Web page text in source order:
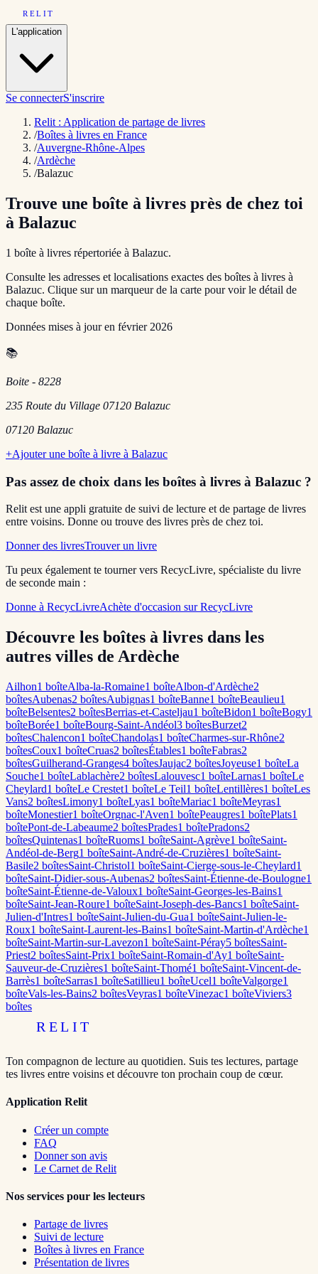
RELIT
L'application
Se connecterS'inscrire
Relit : Application de partage de livres
/Boîtes à livres en France
/Auvergne-Rhône-Alpes
/Ardèche
/Balazuc
Trouve une boîte à livres près de chez toi
à Balazuc
1 boîte à livres répertoriée à Balazuc.
Consulte les adresses et localisations exactes des boîtes à livres à
Balazuc. Clique sur un marqueur de la carte pour voir le détail de
chaque boîte.
Données mises à jour en février 2026
📚
Boite - 8228
235 Route du Village 07120 Balazuc
07120 Balazuc
+Ajouter une boîte à livre à Balazuc
Pas assez de choix dans les boîtes à livres à Balazuc ?
Relit est une appli gratuite de suivi de lecture et de partage de livres
entre voisins. Donne ou trouve des livres près de chez toi.
Donner des livresTrouver un livre
Tu peux également te tourner vers RecycLivre, spécialiste du livre
de seconde main :
Donne à RecycLivreAchète d'occasion sur RecycLivre
Découvre les boîtes à livres dans les
autres villes de Ardèche
Ailhon1 boîteAlba-la-Romaine1 boîteAlbon-d'Ardèche2
boîtesAubenas2 boîtesAubignas1 boîteBanne1 boîteBeaulieu1
boîteBelsentes2 boîtesBerrias-et-Casteljau1 boîteBidon1 boîteBogy1
boîteBorée1 boîteBourg-Saint-Andéol3 boîtesBurzet2
boîtesChalencon1 boîteChandolas1 boîteCharmes-sur-Rhône2
boîtesCoux1 boîteCruas2 boîtesÉtables1 boîteFabras2
boîtesGuilherand-Granges4 boîtesJaujac2 boîtesJoyeuse1 boîteLa
Souche1 boîteLablachère2 boîtesLalouvesc1 boîteLarnas1 boîteLe
Cheylard1 boîteLe Crestet1 boîteLe Teil1 boîteLentillères1 boîteLes
Vans2 boîtesLimony1 boîteLyas1 boîteMariac1 boîteMeyras1
boîteMonestier1 boîteOrgnac-l'Aven1 boîtePeaugres1 boîtePlats1
boîtePont-de-Labeaume2 boîtesPrades1 boîtePradons2
boîtesQuintenas1 boîteRuoms1 boîteSaint-Agrève1 boîteSaint-
Andéol-de-Berg1 boîteSaint-André-de-Cruzières1 boîteSaint-
Basile2 boîtesSaint-Christol1 boîteSaint-Cierge-sous-le-Cheylard1
boîteSaint-Didier-sous-Aubenas2 boîtesSaint-Étienne-de-Boulogne1
boîteSaint-Étienne-de-Valoux1 boîteSaint-Georges-les-Bains1
boîteSaint-Jean-Roure1 boîteSaint-Joseph-des-Bancs1 boîteSaint-
Julien-d'Intres1 boîteSaint-Julien-du-Gua1 boîteSaint-Julien-le-
Roux1 boîteSaint-Laurent-les-Bains1 boîteSaint-Martin-d'Ardèche1
boîteSaint-Martin-sur-Lavezon1 boîteSaint-Péray5 boîtesSaint-
Priest2 boîtesSaint-Prix1 boîteSaint-Romain-d'Ay1 boîteSaint-
Sauveur-de-Cruzières1 boîteSaint-Thomé1 boîteSaint-Vincent-de-
Barrès1 boîteSarras1 boîteSatillieu1 boîteUcel1 boîteValgorge1
boîteVals-les-Bains2 boîtesVeyras1 boîteVinezac1 boîteViviers3
boîtes
RELIT
Ton compagnon de lecture au quotidien. Suis tes lectures, partage
tes livres entre voisins et découvre ton prochain coup de cœur.
Application Relit
Créer un compte
FAQ
Donner son avis
Le Carnet de Relit
Nos services pour les lecteurs
Partage de livres
Suivi de lecture
Boîtes à livres en France
Présentation de livres